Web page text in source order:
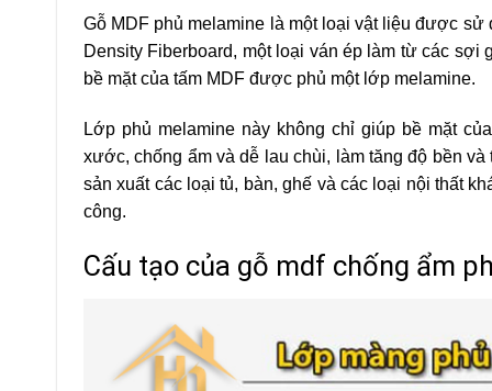
Gỗ MDF phủ melamine là một loại vật liệu được sử
Density Fiberboard, một loại ván ép làm từ các
bề mặt của tấm MDF được phủ một lớp melamine.
Lớp phủ melamine này không chỉ giúp bề mặt
xước, chống ẩm và dễ lau chùi, làm tăng độ bền
sản xuất các loại tủ, bàn, ghế và các loại nội thất
công.
Cấu tạo của gỗ mdf chống ẩm